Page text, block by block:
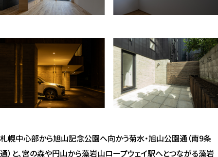
札幌中心部から旭山記念公園へ向かう菊水・旭山公園通（南9条
通）と、宮の森や円山から藻岩山ロープウェイ駅へとつながる藻岩